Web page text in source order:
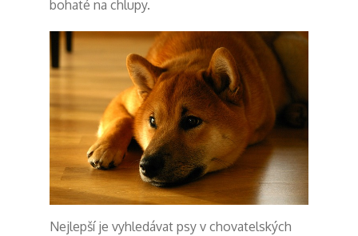
bohaté na chlupy.
Nejlepší je vyhledávat psy v chovatelských